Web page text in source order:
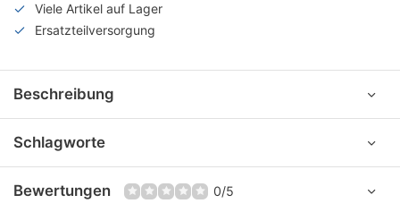
Viele Artikel auf Lager
Ersatzteilversorgung
Beschreibung
Schlagworte
Bewertungen 0/5